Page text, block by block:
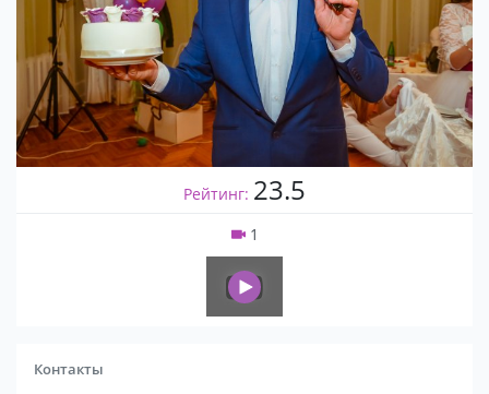
Рейтинг: 23.5
1
Контакты